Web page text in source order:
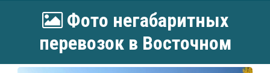
Фото негабаритных
перевозок в Восточном